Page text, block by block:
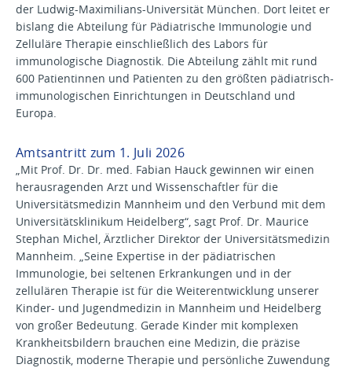
der Ludwig-Maximilians-Universität München. Dort leitet er
bislang die Abteilung für Pädiatrische Immunologie und
Zelluläre Therapie einschließlich des Labors für
immunologische Diagnostik. Die Abteilung zählt mit rund
600 Patientinnen und Patienten zu den größten pädiatrisch-
immunologischen Einrichtungen in Deutschland und
Europa.
Amtsantritt zum 1. Juli 2026
„Mit Prof. Dr. Dr. med. Fabian Hauck gewinnen wir einen
herausragenden Arzt und Wissenschaftler für die
Universitätsmedizin Mannheim und den Verbund mit dem
Universitätsklinikum Heidelberg“, sagt Prof. Dr. Maurice
Stephan Michel, Ärztlicher Direktor der Universitätsmedizin
Mannheim. „Seine Expertise in der pädiatrischen
Immunologie, bei seltenen Erkrankungen und in der
zellulären Therapie ist für die Weiterentwicklung unserer
Kinder- und Jugendmedizin in Mannheim und Heidelberg
von großer Bedeutung. Gerade Kinder mit komplexen
Krankheitsbildern brauchen eine Medizin, die präzise
Diagnostik, moderne Therapie und persönliche Zuwendung